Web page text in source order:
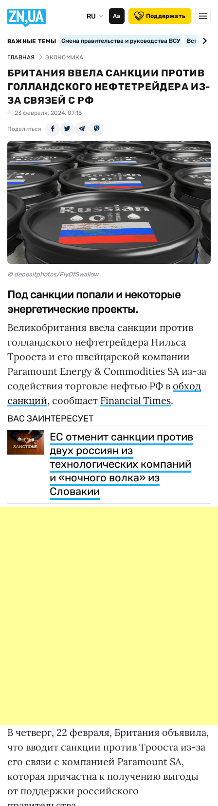
RU Аа Поддержать
ВАЖНЫЕ ТЕМЫ Смена правительства и руководства ВСУ
ГЛАВНАЯ ЭКОНОМИКА
БРИТАНИЯ ВВЕЛА САНКЦИИ ПРОТИВ
ГОЛЛАНДСКОГО НЕФТЕТРЕЙДЕРА ИЗ-
ЗА СВЯЗЕЙ С РФ
23 февраля, 2024, 07:15
Поделиться
© depositphotos/FlyOfSwallow
Под санкции попали и некоторые
энергетические проекты.
Великобритания ввела санкции против
голландского нефтетрейдера Нильса
Трооста и его швейцарской компании
Paramount Energy & Commodities SA из-за
содействия торговле нефтью РФ в обход
санкций, сообщает Financial Times.
ВАС ЗАИНТЕРЕСУЕТ
ЕС отменит санкции против
двух россиян из
технологических компаний
и «ночного волка» из
Словакии
В четверг, 22 февраля, Британия объявила,
что вводит санкции против Трооста из-за
его связи с компанией Paramount SA,
которая причастна к получению выгоды
от поддержки российского